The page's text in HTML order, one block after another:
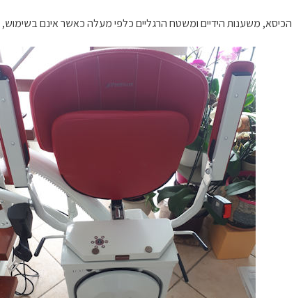
הכיסא, משענות הידיים ומשטח הרגליים כלפי מעלה כאשר אינם